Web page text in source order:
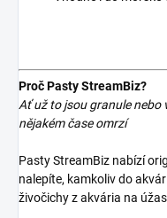
Proč Pasty StreamBiz?
Ať už to jsou granule nebo
nějakém čase omrzí
Pasty StreamBiz nabízí
nalepíte, kamkoliv do
živočichy z akvária na